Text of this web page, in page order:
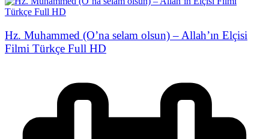
Hz. Muhammed (O’na selam olsun) – Allah’ın Elçisi
Filmi Türkçe Full HD